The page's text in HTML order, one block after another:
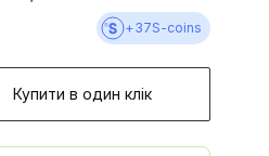
+37S-coins
Купити в один клік